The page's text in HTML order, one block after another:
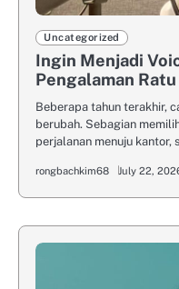
Uncategorized
Ingin Menjadi
Pengalaman
Beberapa tahun terakhir,
berubah. Sebagian
perjalanan menuju
rongbachkim68 July 22,